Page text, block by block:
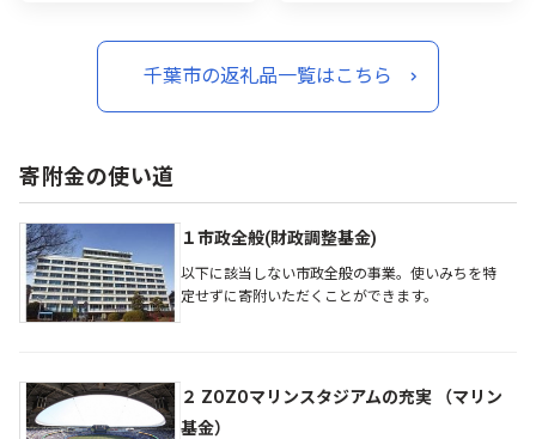
千葉市の返礼品一覧はこちら
寄附金の使い道
１市政全般(財政調整基金)
以下に該当しない市政全般の事業。使いみちを特
定せずに寄附いただくことができます。
２ ZOZOマリンスタジアムの充実 （マリン
基金）